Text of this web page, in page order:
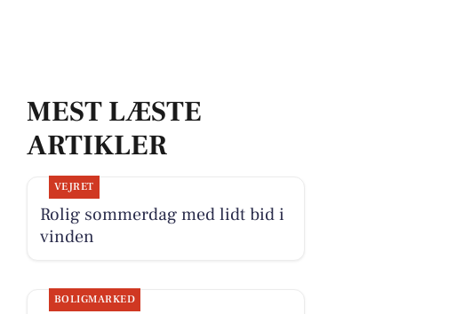
MEST LÆSTE
ARTIKLER
VEJRET
Rolig sommerdag med lidt bid i
vinden
BOLIGMARKED